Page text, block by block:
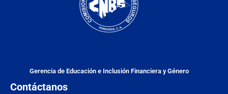
Gerencia de Educación e Inclusión Financiera y Género
Contáctanos